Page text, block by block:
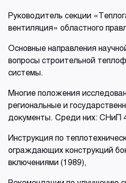
Руководитель секции
вентиляция» областного
Основные направления
вопросы строительной
системы.
Многие положения
региональные и
документы. Среди них: СНиП
Инструкция по
ограждающих конструкций
включениями (1989),